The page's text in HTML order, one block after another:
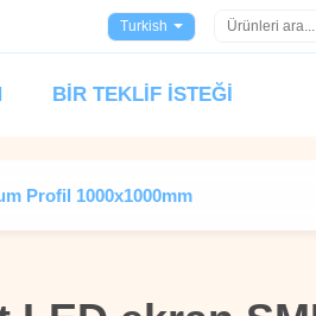
Turkish
BIR TEKLIF ISTEĞI
Profil 1000x1000mm